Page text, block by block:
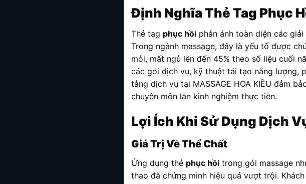
Định Nghĩa Thẻ Tag Phục
Thẻ tag phục hồi phản ánh toàn diện các
Trong ngành massage, đây là yếu tố được
mỏi, mất ngủ lên đến 45% theo số liệu cuối
các gói dịch vụ, kỹ thuật tái tạo năng lượng,
tảng dịch vụ tại MASSAGE HOA KIỀU đảm
chuyên môn lẫn kinh nghiệm thực tiễn.
Lợi Ích Khi Sử Dụng Dịch
Giá Trị Về Thể Chất
Ứng dụng thẻ phục hồi trong gói massage
thao đã chứng minh hiệu quả vượt trội.